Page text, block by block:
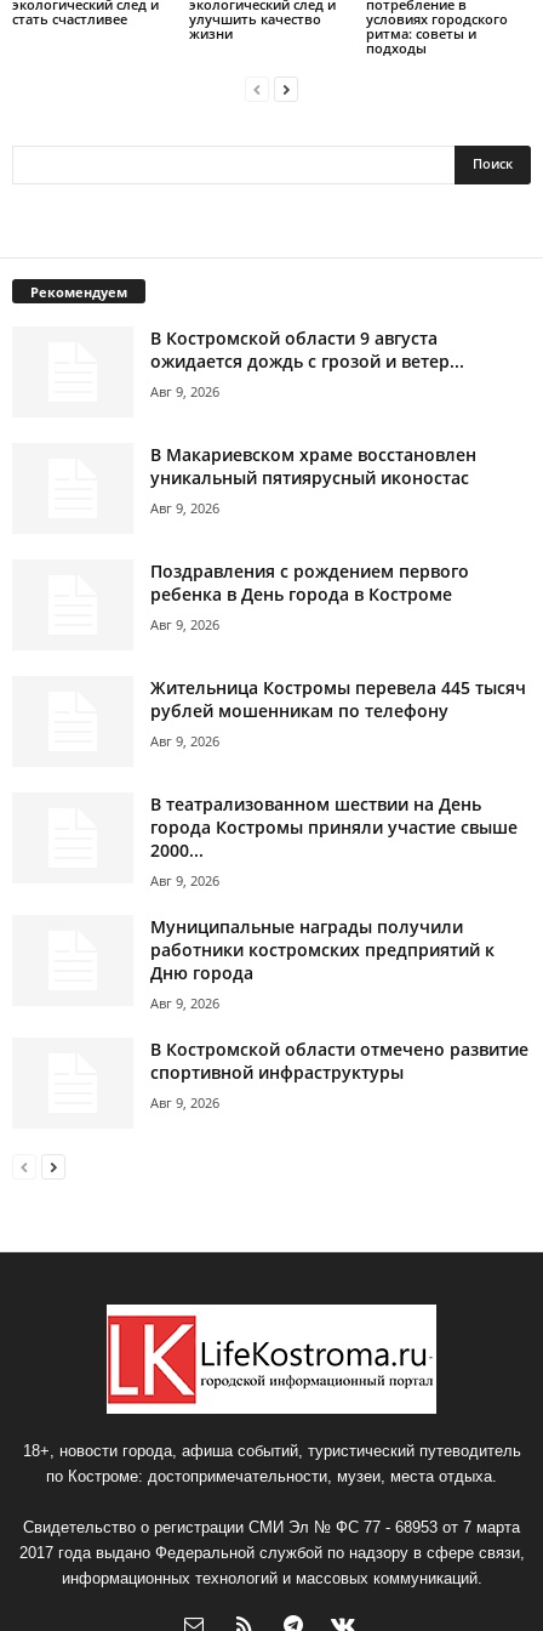
экологический след и
стать счастливее
экологический след и
улучшить качество
жизни
потребление в
условиях городского
ритма: советы и
подходы
Рекомендуем
В Костромской области 9 августа
ожидается дождь с грозой и ветер...
Авг 9, 2026
В Макариевском храме восстановлен
уникальный пятиярусный иконостас
Авг 9, 2026
Поздравления с рождением первого
ребенка в День города в Костроме
Авг 9, 2026
Жительница Костромы перевела 445 тысяч
рублей мошенникам по телефону
Авг 9, 2026
В театрализованном шествии на День
города Костромы приняли участие свыше
2000...
Авг 9, 2026
Муниципальные награды получили
работники костромских предприятий к
Дню города
Авг 9, 2026
В Костромской области отмечено развитие
спортивной инфраструктуры
Авг 9, 2026
18+, новости города, афиша событий, туристический путеводитель
по Костроме: достопримечательности, музеи, места отдыха.
Свидетельство о регистрации СМИ Эл № ФС 77 - 68953 от 7 марта
2017 года выдано Федеральной службой по надзору в сфере связи,
информационных технологий и массовых коммуникаций.